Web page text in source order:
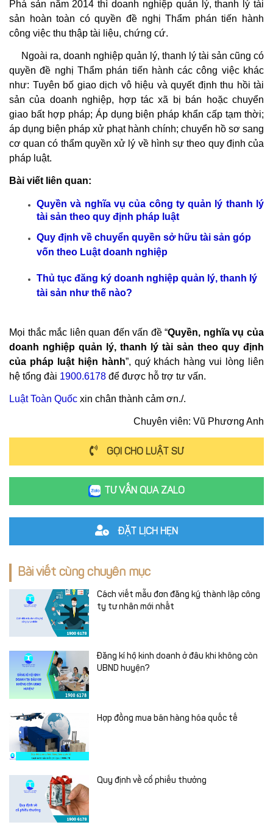
Phá sản năm 2014 thì doanh nghiệp quản lý, thanh lý tài
sản hoàn toàn có quyền đề nghị Thẩm phán tiến hành
công việc thu thập tài liệu, chứng cứ.
Ngoài ra, doanh nghiệp quản lý, thanh lý tài sản cũng có
quyền đề nghị Thẩm phán tiến hành các công việc khác
như: Tuyên bố giao dịch vô hiệu và quyết định thu hồi tài
sản của doanh nghiệp, hợp tác xã bị bán hoặc chuyển
giao bất hợp pháp; Áp dụng biện pháp khẩn cấp tạm thời;
áp dụng biện pháp xử phạt hành chính; chuyển hồ sơ sang
cơ quan có thẩm quyền xử lý về hình sự theo quy định của
pháp luật.
Bài viết liên quan:
Quyền và nghĩa vụ của công ty quản lý thanh lý
tài sản theo quy định pháp luật
Quy định về chuyển quyền sở hữu tài sản góp
vốn theo Luật doanh nghiệp
Thủ tục đăng ký doanh nghiệp quản lý, thanh lý
tài sản như thế nào?
Mọi thắc mắc liên quan đến vấn đề “Quyền, nghĩa vụ của
doanh nghiệp quản lý, thanh lý tài sản theo quy định
của pháp luật hiện hành”, quý khách hàng vui lòng liên
hệ tổng đài 1900.6178 để được hỗ trợ tư vấn.
Luật Toàn Quốc xin chân thành cảm ơn./.
Chuyên viên: Vũ Phương Anh
GỌI CHO LUẬT SƯ
TƯ VẤN QUA ZALO
ĐẶT LỊCH HẸN
Bài viết cùng chuyên mục
Cách viết mẫu đơn đăng ký thành lập công
ty tư nhân mới nhất
Đăng kí hộ kinh doanh ở đâu khi không còn
UBND huyện?
Hợp đồng mua bán hàng hóa quốc tế
Quy định về cổ phiếu thưởng